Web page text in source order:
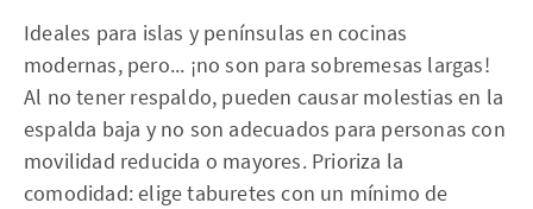
Ideales para islas y penínsulas en cocinas
modernas, pero... ¡no son para sobremesas largas!
Al no tener respaldo, pueden causar molestias en la
espalda baja y no son adecuados para personas con
movilidad reducida o mayores. Prioriza la
comodidad: elige taburetes con un mínimo de